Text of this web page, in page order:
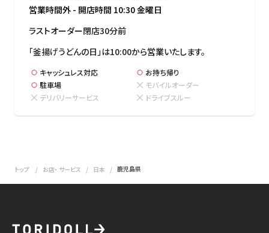
営業時間外 - 開店時間 10:30金曜日
ラストオーダー閉店30分前
「釜揚げうどんの日」は10:00から営業いたします。
キャッシュレス対応
お持ち帰り
駐車場
モバイルオーダー
デリバリーサービス
ドライブスルー
トップ お店・ サービス 日本 鹿児島県